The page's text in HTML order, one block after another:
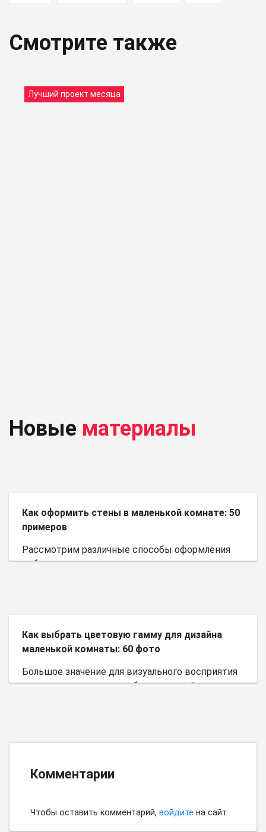
Смотрите также
Лучший проект месяца
Новые материалы
Как оформить стены в маленькой комнате: 50
примеров
Рассмотрим различные способы оформления
небольшого пространства.
Как выбрать цветовую гамму для дизайна
маленькой комнаты: 60 фото
Большое значение для визуального восприятия
пространства имеет выбор цветовой палитры.
Комментарии
Чтобы оставить комментарий, войдите на сайт